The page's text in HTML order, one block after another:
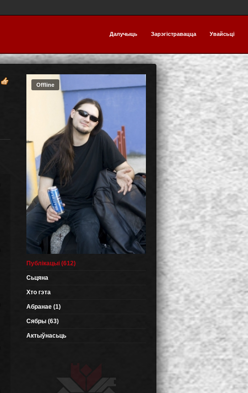
Далучыць Зарэгістравацца Увайсьці
Offline
Публікацыі (612)
Сьцяна
Хто гэта
Абранае (1)
Сябры (63)
Актыўнасьць